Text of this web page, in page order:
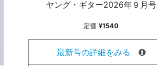
ヤング・ギター2026年９月号
定価 ¥1540
最新号の詳細をみる